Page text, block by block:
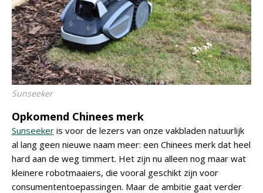
Sunseeker
Opkomend Chinees merk
Sunseeker is voor de lezers van onze vakbladen natuurlijk
al lang geen nieuwe naam meer: een Chinees merk dat heel
hard aan de weg timmert. Het zijn nu alleen nog maar wat
kleinere robotmaaiers, die vooral geschikt zijn voor
consumententoepassingen. Maar de ambitie gaat verder